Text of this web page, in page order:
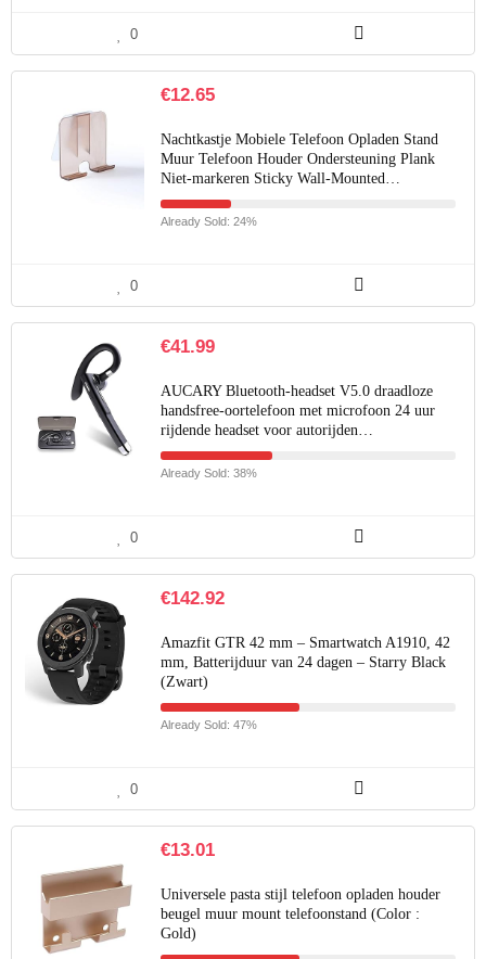
0
€12.65
Nachtkastje Mobiele Telefoon Opladen Stand
Muur Telefoon Houder Ondersteuning Plank
Niet-markeren Sticky Wall-Mounted…
Already Sold: 24%
0
€41.99
AUCARY Bluetooth-headset V5.0 draadloze
handsfree-oortelefoon met microfoon 24 uur
rijdende headset voor autorijden…
Already Sold: 38%
0
€142.92
Amazfit GTR 42 mm – Smartwatch A1910, 42
mm, Batterijduur van 24 dagen – Starry Black
(Zwart)
Already Sold: 47%
0
€13.01
Universele pasta stijl telefoon opladen houder
beugel muur mount telefoonstand (Color :
Gold)